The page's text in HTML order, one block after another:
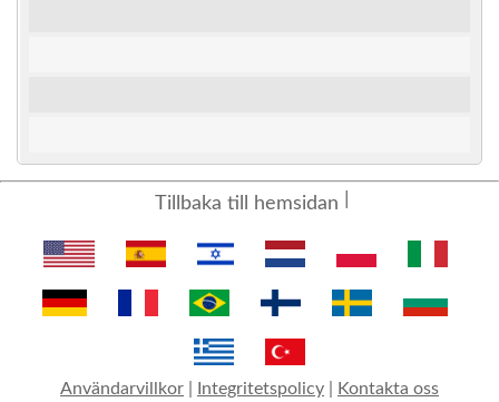
Tillbaka till hemsidan
Användarvillkor Integritetspolicy Kontakta oss